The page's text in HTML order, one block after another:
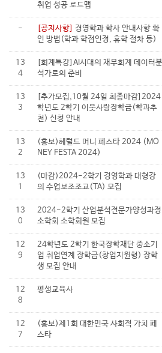
취업 성공 로드맵
- [공지사항]
경영학과 학사 안내사항 확
인 방법(학과 학점인정, 휴학 절차 등)
13
4
[회계특강]AI시대의 재무회계 데이터분
석가로의 준비
13
3
[추가모집,10월 24일 최종마감]2024
학년도 2학기 이웃사랑장학금(학과추
천) 신청 안내
13
2
(홍보)헤럴드 머니 페스타 2024 (MO
NEY FESTA 2024)
13
1
(마감)2024-2학기 경영학과 대형강
의 수업보조조교(TA) 모집
13
0
2024-2학기 산업분석전문가양성과정
소학회 소학회원 모집
12
9
24학년도 2학기 한국장학재단 중소기
업 취업연계 장학금(창업지원형) 장학
생 모집 안내
12
8
평생교육사
12
7
(홍보)제1회 대한민국 사회적 가치 페
스타